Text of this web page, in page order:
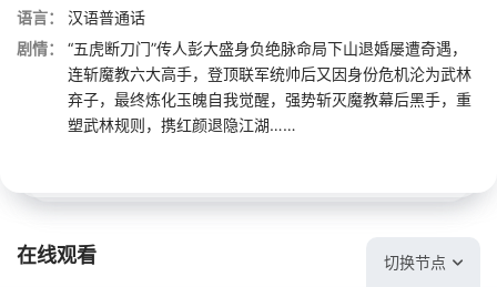
语言：
汉语普通话
剧情：
“五虎断刀门”传人彭大盛身负绝脉命局下山退婚屡遭奇遇，
连斩魔教六大高手，登顶联军统帅后又因身份危机沦为武林
弃子，最终炼化玉魄自我觉醒，强势斩灭魔教幕后黑手，重
塑武林规则，携红颜退隐江湖……
在线观看 切换节点